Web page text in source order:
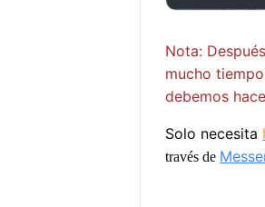
Nota:
mucho
debemos
Solo necesita
través de